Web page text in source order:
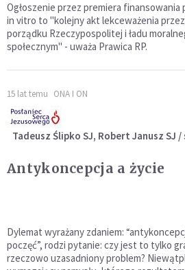
Ogłoszenie przez premiera finansowania
in vitro to "kolejny akt lekceważenia
porządku Rzeczypospolitej i ładu
społecznym" - uważa Prawica RP.
15 lat temu ONA I ON
Tadeusz Ślipko SJ, Robert Janusz SJ /
Antykoncepcja a życie
Dylemat wyrażany zdaniem:
poczęć”, rodzi pytanie: czy jest to tylko
rzeczowo uzasadniony problem?